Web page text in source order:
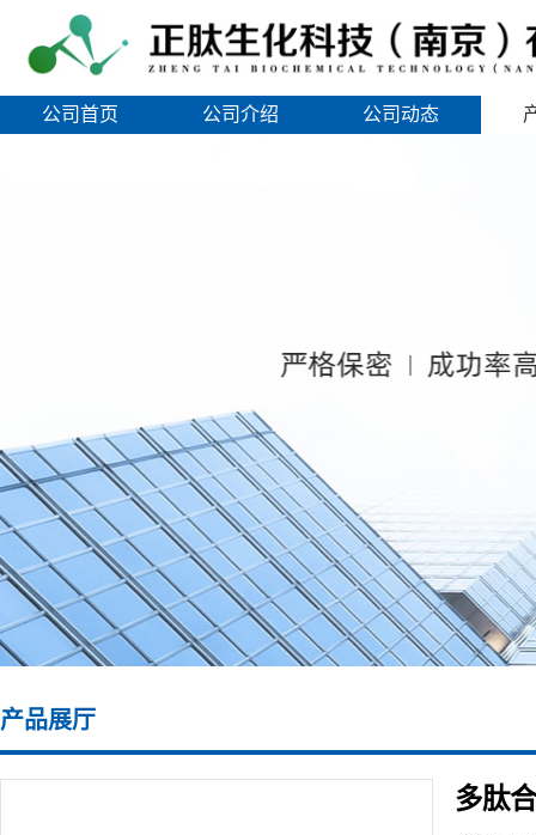
公司首页 公司介绍 公司动态
产品展厅
多肽